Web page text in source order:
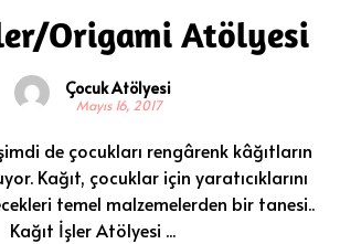
Origami Atölyesi
Çocuk Atölyesi
Mayıs 16, 2017
de çocukları rengârenk kâğıtların
Kağıt, çocuklar için yaratıcıklarını
temel malzemelerden bir tanesi..
Kağıt İşler Atölyesi ...